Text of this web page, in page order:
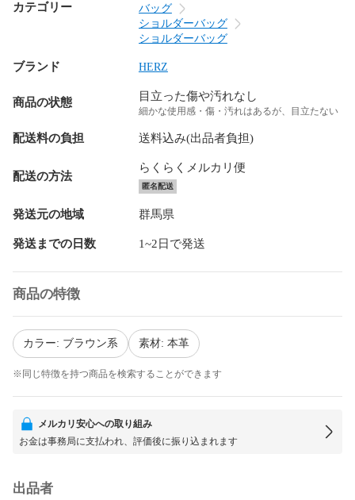
カテゴリー
バッグ
ショルダーバッグ
ショルダーバッグ
ブランド HERZ
商品の状態 目立った傷や汚れなし
細かな使用感・傷・汚れはあるが、目立たない
配送料の負担 送料込み(出品者負担)
配送の方法
らくらくメルカリ便
匿名配送
発送元の地域 群馬県
発送までの日数 1~2日で発送
商品の特徴
カラー: ブラウン系 素材: 本革
※同じ特徴を持つ商品を検索することができます
メルカリ安心への取り組み
お金は事務局に支払われ、評価後に振り込まれます
出品者